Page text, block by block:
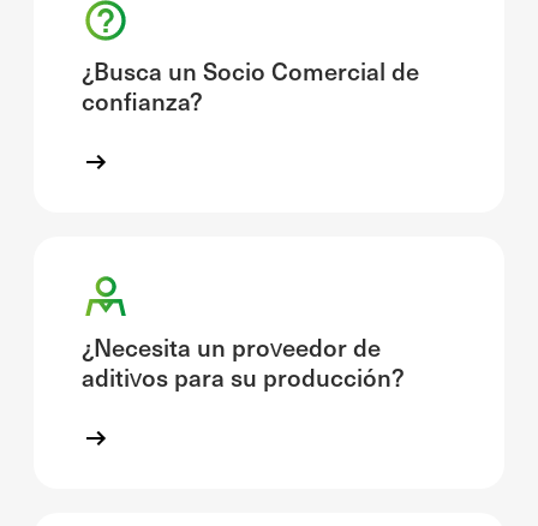
¿Busca un Socio Comercial de
confianza?
¿Necesita un proveedor de
aditivos para su producción?